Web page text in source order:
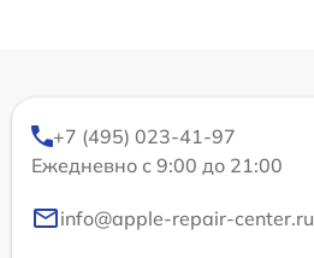
+7 (495) 023-41-97
Ежедневно с 9:00 до 21:00
info@apple-repair-center.ru